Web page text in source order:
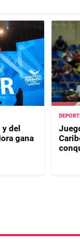
y del
gana